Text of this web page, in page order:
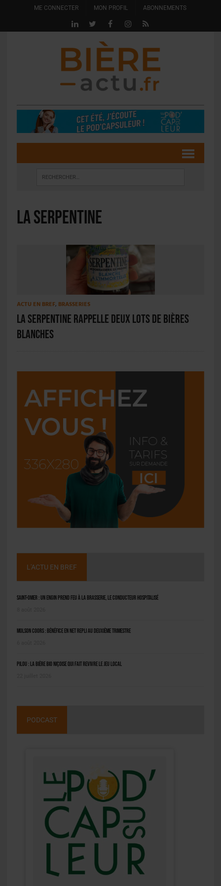
ME CONNECTER MON PROFIL ABONNEMENTS
La Serpentine
ACTU EN BREF, BRASSERIES
La Serpentine rappelle deux lots de bières
blanches
L'ACTU EN BREF
Saint-Omer : un engin prend feu à la brasserie, le conducteur hospitalisé
Molson Coors : bénéfice en net repli au deuxième trimestre
Pilou : la bière bio niçoise qui fait revivre le jeu local
PODCAST